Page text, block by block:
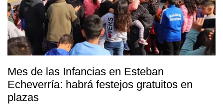
Mes de las Infancias en Esteban
Echeverría: habrá festejos gratuitos en
plazas